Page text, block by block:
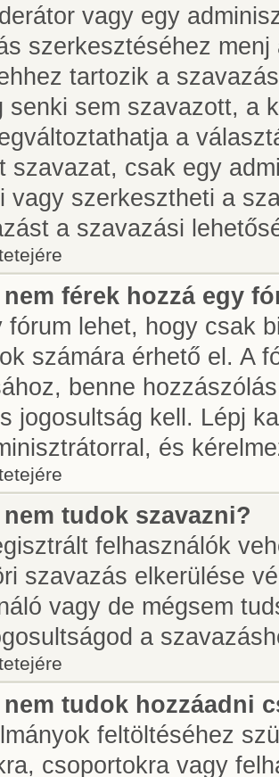
vagy egy
szerkesztéséhez
tartozik a
senki sem szavazott, a
a
szavazat, csak egy
vagy szerkesztheti a
a szavazási
férek hozzá egy
fórum lehet, hogy csak
számára érhető el. A
benne
jogosultság kell. Lépj
és
tudok szavazni?
felhasználók
szavazás elkerülése
vagy de mégsem
a
nem tudok hozzáadni
feltöltéséhez
csoportokra vagy